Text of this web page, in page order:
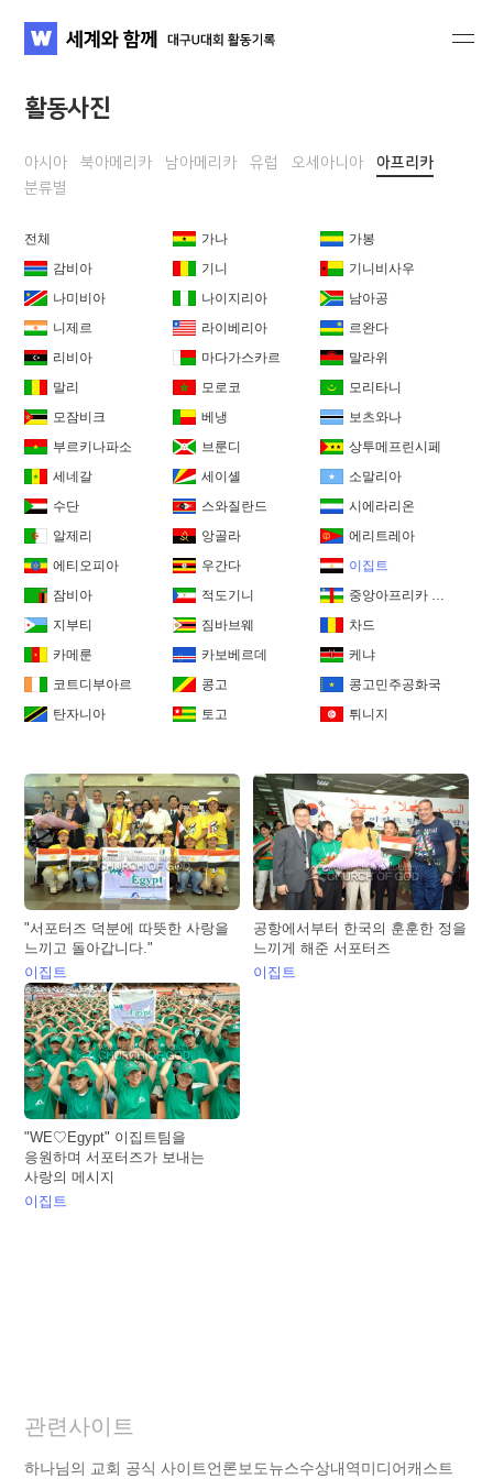
WATV세계와 함께 대구U대회 활동기록
활동사진
아시아 북아메리카 남아메리카 유럽 오세아니아
아프리카
분류별
전체 가나
가봉
감비아
기니
기니비사우
나미비아
나이지리아
남아공
니제르
라이베리아
르완다
리비아
마다가스카르
말라위
말리
모로코
모리타니
모잠비크
베냉
보츠와나
부르키나파소
브룬디
상투메프린시페
세네갈
세이셸
소말리아
수단
스와질란드
시에라리온
알제리
앙골라
에리트레아
에티오피아
우간다
이집트
잠비아
적도기니
중앙아프리카 공화국
지부티
짐바브웨
차드
카메룬
카보베르데
케냐
코트디부아르
콩고
콩고민주공화국
탄자니아
토고 튀니지
"서포터즈 덕분에 따뜻한 사랑을
느끼고 돌아갑니다."
이집트
공항에서부터 한국의 훈훈한 정을
느끼게 해준 서포터즈
이집트
"WE♡Egypt" 이집트팀을
응원하며 서포터즈가 보내는
사랑의 메시지
이집트
관련사이트
하나님의 교회 공식 사이트언론보도뉴스수상내역미디어캐스트